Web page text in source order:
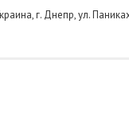
г. Днепр, ул.